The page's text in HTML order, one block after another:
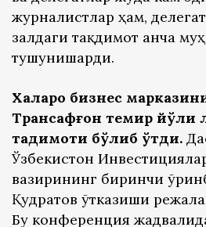
журналистлар ҳам,
залдаги тақдимот анча
тушунишарди.
Халқаро бизнес
Трансафғон темир йўли
тақдимоти бўлиб ўтди.
Ўзбекистон
вазирининг биринчи
Қудратов ўтказиши
Бу конференция